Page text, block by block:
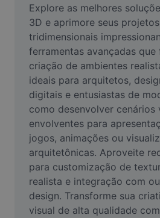
Criador de Memes
AI Text Remover
AI People Remover
AI Inpainting
Face Cutout
Vídeo
Remover plano de fundo de
Aprimorar qualidade
Explore as melhores
3D e aprimore seus
tridimensionais
ferramentas avançadas que
criação de ambientes
ideais para arquitetos,
digitais e entusiastas de
como desenvolver cenários
envolventes para
jogos, animações ou
arquitetônicas. Aproveite
para customização de
realista e integração com
design. Transforme sua
visual de alta qualidade